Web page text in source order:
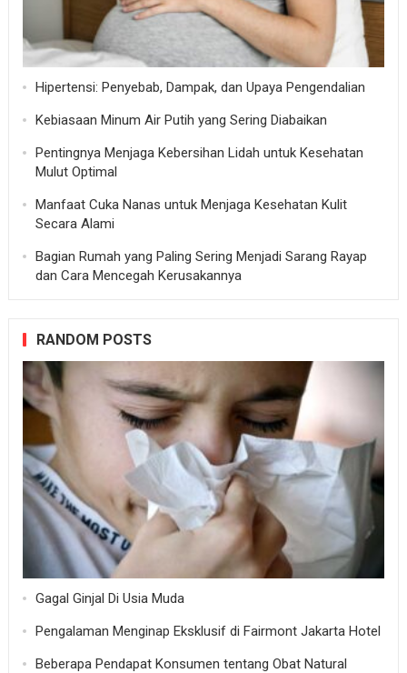
Hipertensi: Penyebab, Dampak, dan Upaya Pengendalian
Kebiasaan Minum Air Putih yang Sering Diabaikan
Pentingnya Menjaga Kebersihan Lidah untuk Kesehatan
Mulut Optimal
Manfaat Cuka Nanas untuk Menjaga Kesehatan Kulit
Secara Alami
Bagian Rumah yang Paling Sering Menjadi Sarang Rayap
dan Cara Mencegah Kerusakannya
RANDOM POSTS
Gagal Ginjal Di Usia Muda
Pengalaman Menginap Eksklusif di Fairmont Jakarta Hotel
Beberapa Pendapat Konsumen tentang Obat Natural